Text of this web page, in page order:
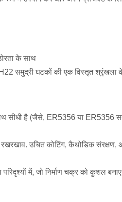
के साथ
समुद्री घटकों की एक विस्तृत श्रृंखला के
है (जैसे, ER5356 या ER5356
उचित कोटिंग, कैथोडिक
में, जो निर्माण चक्र को कुशल